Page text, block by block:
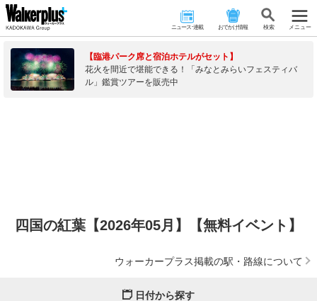
ニュース･連載 おでかけ情報 検 索 メニュー
【臨港パーク席と宿泊ホテルがセット】
花火を間近で堪能できる！「みなとみらいフェスティバ
ル」鑑賞ツアーを販売中
四国の紅葉【2026年05月】【無料イベント】
ウォーカープラス掲載の駅・路線について
日付から探す